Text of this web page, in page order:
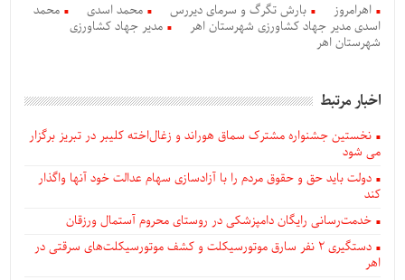
اهرامروز بارش تگرگ و سرمای دیررس محمد اسدی
محمد
اسدی مدیر جهاد کشاورزی شهرستان اهر
مدیر جهاد کشاورزی
شهرستان اهر
اخبار مرتبط
نخستین جشنواره مشترک سماق هوراند و زغال‌اخته کلیبر در تبریز برگزار
می شود
دولت باید حق و حقوق مردم را با آزادسازی سهام عدالت خود آنها واگذار
کند
خدمت‌رسانی رایگان دامپزشکی در روستای محروم آستمال ورزقان
دستگيری ۲ نفر سارق موتورسیکلت و کشف موتورسیکلت‌های سرقتی در
اهر